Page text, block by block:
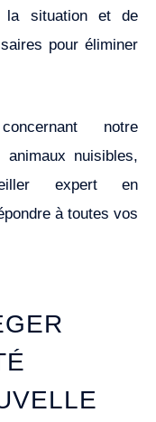
la situation et de
pour éliminer
notre
nuisibles,
expert en
à toutes vos